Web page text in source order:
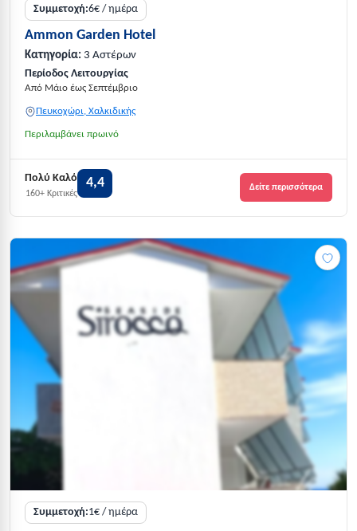
Συμμετοχή:6€ / ημέρα
Ammon Garden Hotel
Κατηγορία: 3 Αστέρων
Περίοδος Λειτουργίας
Από Μάιο έως Σεπτέμβριο
Πευκοχώρι, Χαλκιδικής
Περιλαμβάνει πρωινό
Πολύ Καλό
160+ Κριτικές
4,4 Δείτε περισσότερα
Συμμετοχή:1€ / ημέρα